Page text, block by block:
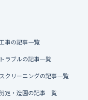
事の記事一覧
ラブルの記事一覧
クリーニングの記事一覧
定・造園の記事一覧